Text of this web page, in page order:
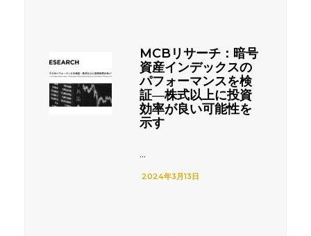
MCBリサーチ：暗号
資産インデックスの
パフォーマンスを検
証―株式以上に投資
効率が良い可能性を
示す
...
2024年3月13日